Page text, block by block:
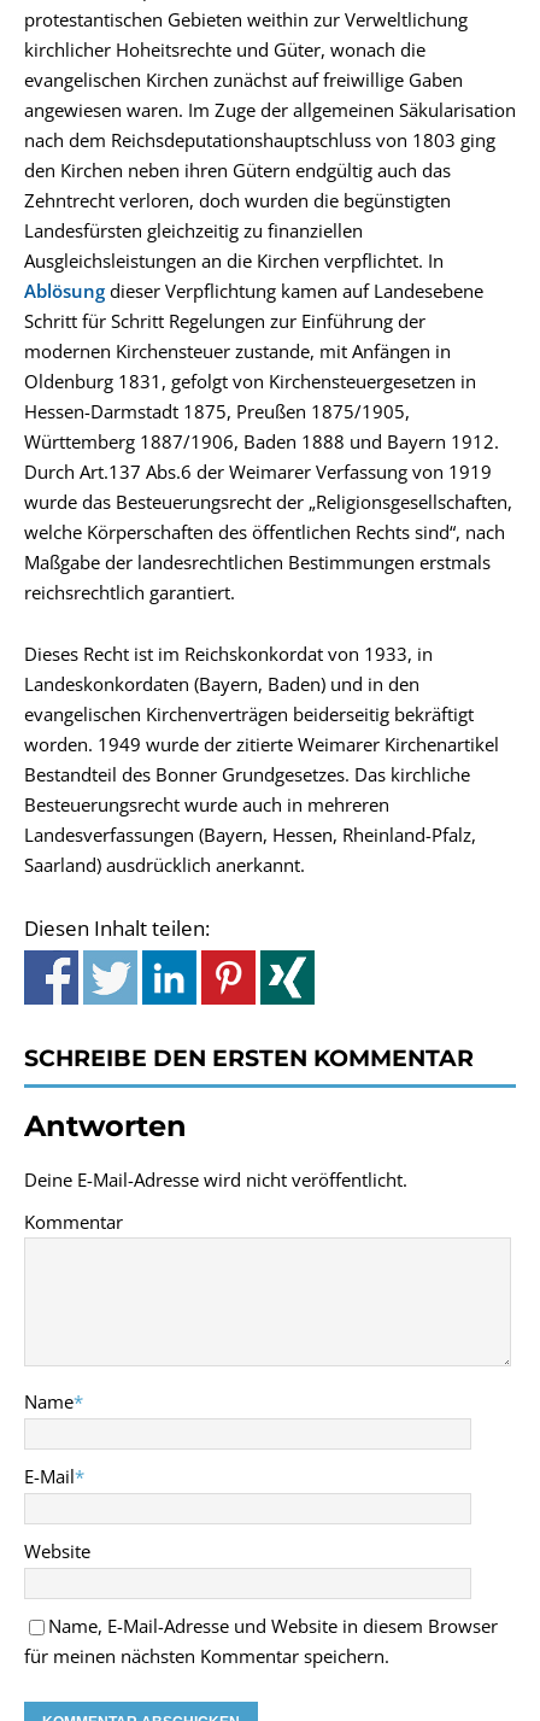
protestantischen Gebieten weithin zur Verweltlichung
kirchlicher Hoheitsrechte und Güter, wonach die
evangelischen Kirchen zunächst auf freiwillige Gaben
angewiesen waren. Im Zuge der allgemeinen Säkularisation
nach dem Reichsdeputationshauptschluss von 1803 ging
den Kirchen neben ihren Gütern endgültig auch das
Zehntrecht verloren, doch wurden die begünstigten
Landesfürsten gleichzeitig zu finanziellen
Ausgleichsleistungen an die Kirchen verpflichtet. In
Ablösung dieser Verpflichtung kamen auf Landesebene
Schritt für Schritt Regelungen zur Einführung der
modernen Kirchensteuer zustande, mit Anfängen in
Oldenburg 1831, gefolgt von Kirchensteuergesetzen in
Hessen-Darmstadt 1875, Preußen 1875/1905,
Württemberg 1887/1906, Baden 1888 und Bayern 1912.
Durch Art.137 Abs.6 der Weimarer Verfassung von 1919
wurde das Besteuerungsrecht der „Religionsgesellschaften,
welche Körperschaften des öffentlichen Rechts sind“, nach
Maßgabe der landesrechtlichen Bestimmungen erstmals
reichsrechtlich garantiert.
Dieses Recht ist im Reichskonkordat von 1933, in
Landeskonkordaten (Bayern, Baden) und in den
evangelischen Kirchenverträgen beiderseitig bekräftigt
worden. 1949 wurde der zitierte Weimarer Kirchenartikel
Bestandteil des Bonner Grundgesetzes. Das kirchliche
Besteuerungsrecht wurde auch in mehreren
Landesverfassungen (Bayern, Hessen, Rheinland-Pfalz,
Saarland) ausdrücklich anerkannt.
Diesen Inhalt teilen:
SCHREIBE DEN ERSTEN KOMMENTAR
Antworten
Deine E-Mail-Adresse wird nicht veröffentlicht.
Kommentar
Name*
E-Mail*
Website
Name, E-Mail-Adresse und Website in diesem Browser
für meinen nächsten Kommentar speichern.